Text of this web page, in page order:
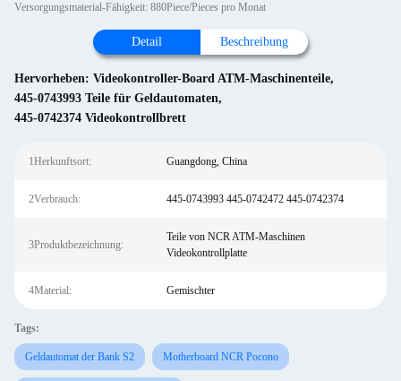
Versorgungsmaterial-Fähigkeit: 880Piece/Pieces pro Monat
Detail Beschreibung
Hervorheben: Videokontroller-Board ATM-Maschinenteile,
445-0743993 Teile für Geldautomaten,
445-0742374 Videokontrollbrett
1Herkunftsort: Guangdong, China
2Verbrauch: 445-0743993 445-0742472 445-0742374
3Produktbezeichnung:
Teile von NCR ATM-Maschinen
Videokontrollplatte
4Material: Gemischter
Tags:
Geldautomat der Bank S2 Motherboard NCR Pocono